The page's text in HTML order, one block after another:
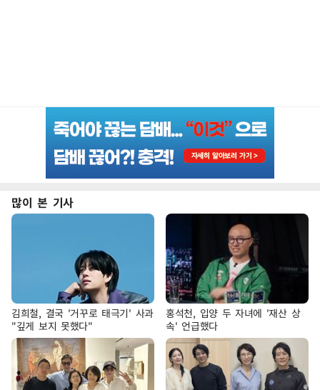
많이 본 기사
김희철, 결국 '거꾸로 태극기' 사과
"깊게 보지 못했다"
홍석천, 입양 두 자녀에 '재산 상
속' 언급했다